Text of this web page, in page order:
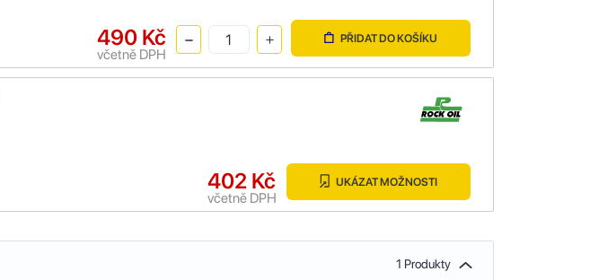
490 Kč
včetně DPH
PŘIDAT DO KOŠÍKU
402 Kč
včetně DPH
UKÁZAT MOŽNOSTI
1 Produkty